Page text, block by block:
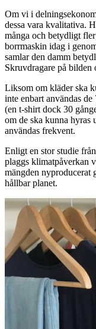
Om vi i
dessa vara kvalitativa.
många och betydligt
borrmaskin idag i
samlar den damm
Skruvdragare på bilden
Liksom om kläder ska
inte enbart användas
(en t-shirt dock 30
om de ska kunna hyras
användas frekvent.
Enligt en stor studie
plaggs klimatpåverkan
mängden nyproducerat
hållbar planet.